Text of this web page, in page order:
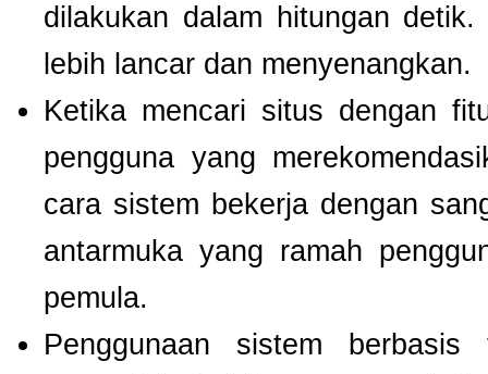
dilakukan dalam hitungan
lebih lancar dan menyenangkan.
Ketika mencari situs dengan
pengguna yang
cara sistem bekerja dengan
antarmuka yang ramah
pemula.
Penggunaan sistem